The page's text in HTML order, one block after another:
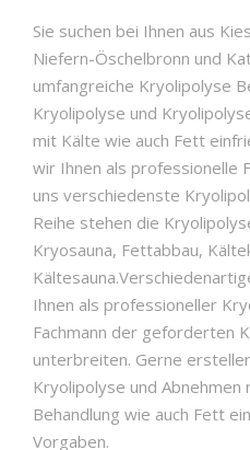
Sie suchen bei Ihnen aus
Niefern-Öschelbronn und
umfangreiche Kryolipolyse
Kryolipolyse und
mit Kälte wie auch Fett
wir Ihnen als professionelle
uns verschiedenste
Reihe stehen die
Kryosauna, Fettabbau,
Ihnen als professioneller
Fachmann der geforderten
unterbreiten. Gerne
Kryolipolyse und
Behandlung wie auch Fett
Vorgaben.